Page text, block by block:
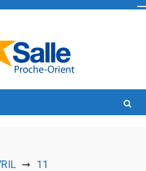
➞ 11